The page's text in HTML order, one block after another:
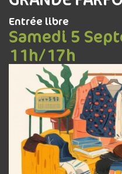
Entrée libre
Samedi 5
11h/17h